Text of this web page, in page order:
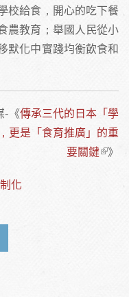
校給食，開心的吃下餐
農教育；舉國人民從小
默化中實踐均衡飲食和
-《傳承三代的日本「學
更是「食育推廣」的重
要關鍵 》
化